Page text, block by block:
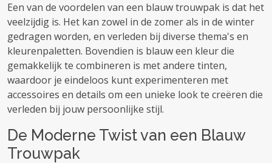
Een van de voordelen van een blauw trouwpak is dat het
veelzijdig is. Het kan zowel in de zomer als in de winter
gedragen worden, en verleden bij diverse thema's en
kleurenpaletten. Bovendien is blauw een kleur die
gemakkelijk te combineren is met andere tinten,
waardoor je eindeloos kunt experimenteren met
accessoires en details om een ​​unieke look te creëren die
verleden bij jouw persoonlijke stijl.
De Moderne Twist van een Blauw
Trouwpak